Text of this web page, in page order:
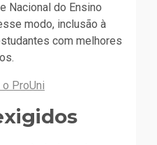
Nacional do Ensino
modo, inclusão à
com melhores
ProUni